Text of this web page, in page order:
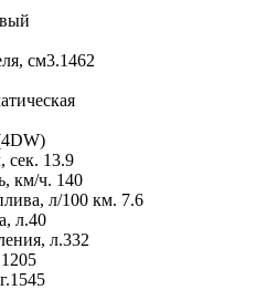
см3.1462
сек. 13.9
км/ч. 140
л/100 км. 7.6
л.40
л.332
1205
1545